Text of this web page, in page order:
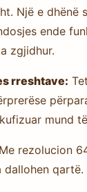
Një e
ende
zgjidhur.
rreshtave:
mund
Me rezolucion
dallohen